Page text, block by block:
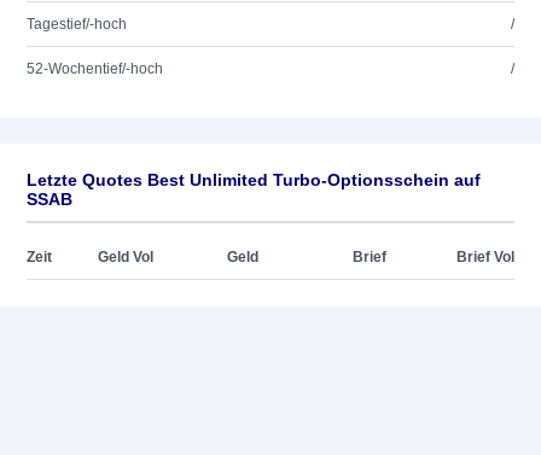
Tagestief/-hoch /
52-Wochentief/-hoch /
Letzte Quotes Best Unlimited Turbo-Optionsschein auf
SSAB
Zeit Geld Vol Geld Brief Brief Vol